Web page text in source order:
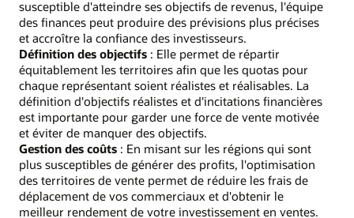
susceptible d'atteindre ses objectifs de revenus, l'équipe
des finances peut produire des prévisions plus précises
et accroître la confiance des investisseurs.
Définition des objectifs : Elle permet de répartir
équitablement les territoires afin que les quotas pour
chaque représentant soient réalistes et réalisables. La
définition d'objectifs réalistes et d'incitations financières
est importante pour garder une force de vente motivée
et éviter de manquer des objectifs.
Gestion des coûts : En misant sur les régions qui sont
plus susceptibles de générer des profits, l'optimisation
des territoires de vente permet de réduire les frais de
déplacement de vos commerciaux et d'obtenir le
meilleur rendement de votre investissement en ventes.